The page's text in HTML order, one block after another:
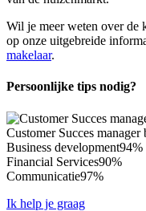
Wil je meer weten over de
op onze uitgebreide
makelaar.
Persoonlijke tips nodig?
Customer Succes
Business development94%
Financial Services90%
Communicatie97%
Ik help je graag